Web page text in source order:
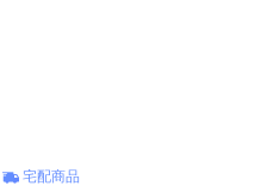
宅配商品